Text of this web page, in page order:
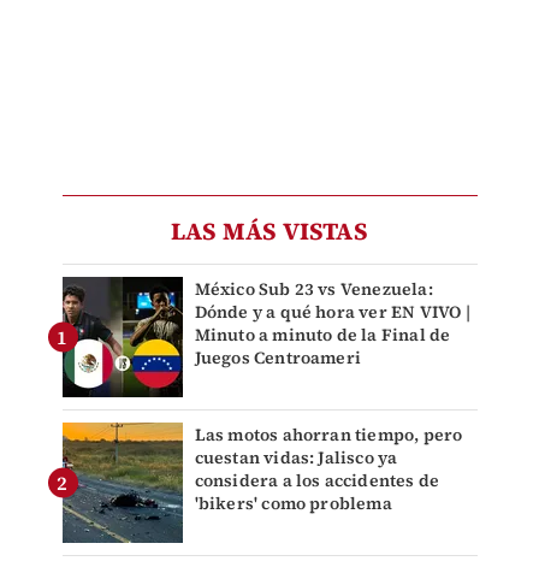
LAS MÁS VISTAS
México Sub 23 vs Venezuela:
Dónde y a qué hora ver EN VIVO |
Minuto a minuto de la Final de
Juegos Centroameri
Las motos ahorran tiempo, pero
cuestan vidas: Jalisco ya
considera a los accidentes de
'bikers' como problema